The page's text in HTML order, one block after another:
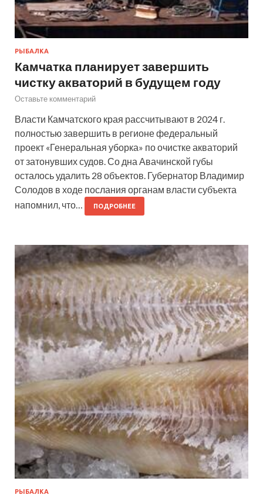
РЫБАЛКА
Камчатка планирует завершить
чистку акваторий в будущем году
Оставьте комментарий
Власти Камчатского края рассчитывают в 2024 г.
полностью завершить в регионе федеральный
проект «Генеральная уборка» по очистке акваторий
от затонувших судов. Со дна Авачинской губы
осталось удалить 28 объектов. Губернатор Владимир
Солодов в ходе послания органам власти субъекта
напомнил, что…
ПОДРОБНЕЕ
РЫБАЛКА